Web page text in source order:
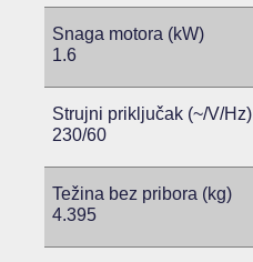
Snaga motora (kW)
1.6
Strujni priključak (~/V/Hz)
230/60
Težina bez pribora (kg)
4.395